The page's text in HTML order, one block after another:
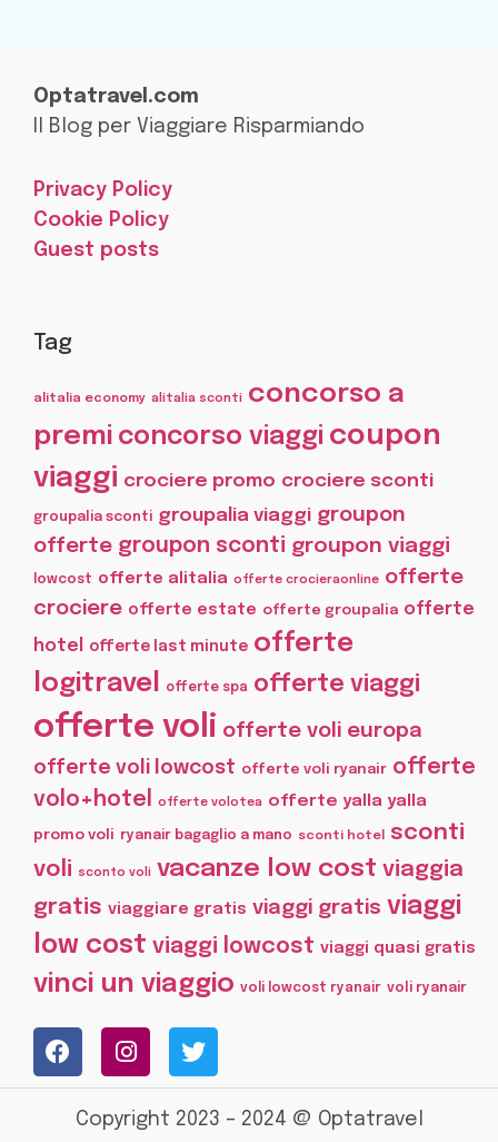
Optatravel.com
Il Blog per Viaggiare Risparmiando
Privacy Policy
Cookie Policy
Guest posts
Tag
alitalia economy alitalia sconti concorso a
premi concorso viaggi coupon
viaggi crociere promo crociere sconti
groupalia sconti groupalia viaggi groupon
offerte groupon sconti groupon viaggi
lowcost offerte alitalia offerte crocieraonline offerte
crociere offerte estate offerte groupalia offerte
hotel
offerte last minute offerte
logitravel
offerte spa offerte viaggi
offerte voli offerte voli europa
offerte voli lowcost offerte voli ryanair offerte
volo+hotel
offerte volotea offerte yalla yalla
promo voli ryanair bagaglio a mano sconti hotel
sconti
voli
sconto voli vacanze low cost viaggia
gratis viaggiare gratis viaggi gratis viaggi
low cost viaggi lowcost viaggi quasi gratis
vinci un viaggio voli lowcost ryanair voli ryanair
Copyright 2023 – 2024 @ Optatravel